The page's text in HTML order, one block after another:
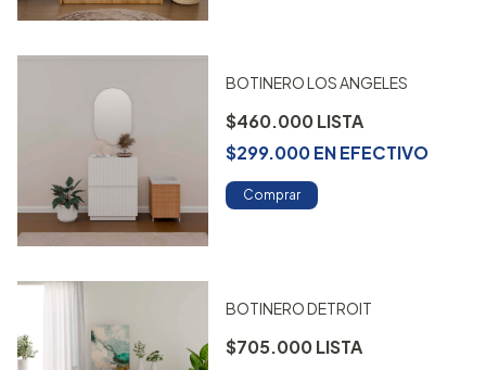
BOTINERO LOS ANGELES
$460.000
$299.000ENEFECTIVO
Comprar
BOTINERO DETROIT
$705.000